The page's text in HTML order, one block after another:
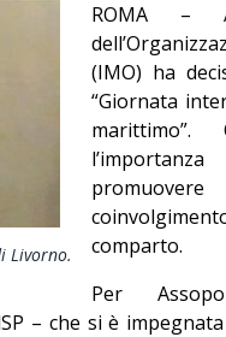
Livorno.
ROMA –
(IMO) ha
“Giornata
comparto.
Per
– che si è